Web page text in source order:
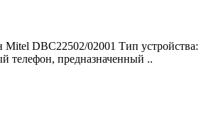
DBC22502/02001 Тип устройства:
телефон, предназначенный ..